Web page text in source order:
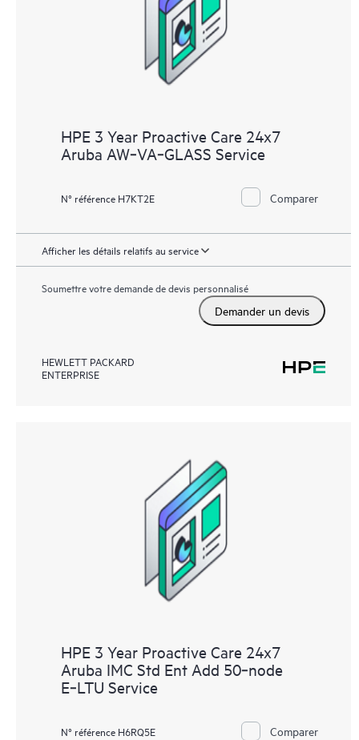
HPE 3 Year Proactive Care 24x7
Aruba AW‑VA‑GLASS Service
N° référence H7KT2E Comparer
Afficher les détails relatifs au service
Soumettre votre demande de devis personnalisé
Demander un devis
HEWLETT PACKARD
ENTERPRISE
HPE 3 Year Proactive Care 24x7
Aruba IMC Std Ent Add 50‑node
E‑LTU Service
N° référence H6RQ5E Comparer